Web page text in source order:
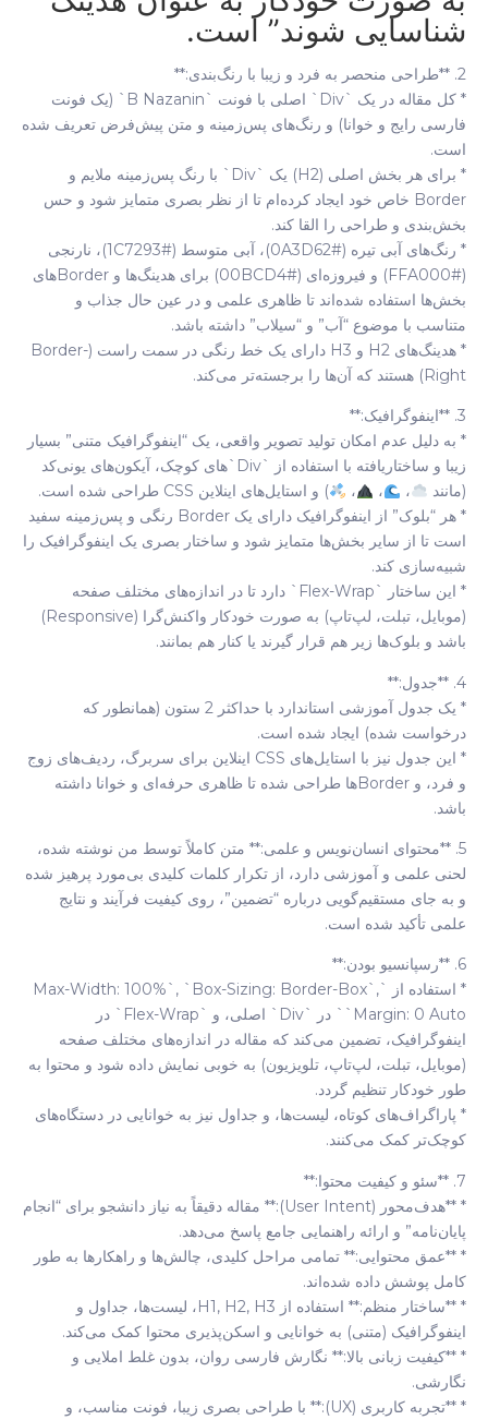
شناسایی شوند” است.
2. **طراحی منحصر به فرد و زیبا با رنگ‌بندی:**
* کل مقاله در یک `div` اصلی با فونت `B Nazanin` (یک فونت
فارسی رایج و خوانا) و رنگ‌های پس‌زمینه و متن پیش‌فرض تعریف شده
است.
* برای هر بخش اصلی (H2) یک `div` با رنگ پس‌زمینه ملایم و
Border خاص خود ایجاد کرده‌ام تا از نظر بصری متمایز شود و حس
بخش‌بندی و طراحی را القا کند.
* رنگ‌های آبی تیره (#0A3D62)، آبی متوسط (#1C7293)، نارنجی
(#FFA000) و فیروزه‌ای (#00BCD4) برای هدینگ‌ها و Borderهای
بخش‌ها استفاده شده‌اند تا ظاهری علمی و در عین حال جذاب و
متناسب با موضوع “آب” و “سیلاب” داشته باشد.
* هدینگ‌های H2 و H3 دارای یک خط رنگی در سمت راست (border-
Right) هستند که آن‌ها را برجسته‌تر می‌کند.
3. **اینفوگرافیک:**
* به دلیل عدم امکان تولید تصویر واقعی، یک “اینفوگرافیک متنی” بسیار
زیبا و ساختاریافته با استفاده از `div`های کوچک، آیکون‌های یونی‌کد
(مانند
، ، ،
) و استایل‌های اینلاین CSS طراحی شده است.
* هر “بلوک” از اینفوگرافیک دارای یک Border رنگی و پس‌زمینه سفید
است تا از سایر بخش‌ها متمایز شود و ساختار بصری یک اینفوگرافیک را
شبیه‌سازی کند.
* این ساختار `flex-Wrap` دارد تا در اندازه‌های مختلف صفحه
(موبایل، تبلت، لپ‌تاپ) به صورت خودکار واکنش‌گرا (responsive)
باشد و بلوک‌ها زیر هم قرار گیرند یا کنار هم بمانند.
4. **جدول:**
* یک جدول آموزشی استاندارد با حداکثر 2 ستون (همانطور که
درخواست شده) ایجاد شده است.
* این جدول نیز با استایل‌های CSS اینلاین برای سربرگ، ردیف‌های زوج
و فرد، و Borderها طراحی شده تا ظاهری حرفه‌ای و خوانا داشته
باشد.
5. **محتوای انسان‌نویس و علمی:** متن کاملاً توسط من نوشته شده،
لحنی علمی و آموزشی دارد، از تکرار کلمات کلیدی بی‌مورد پرهیز شده
و به جای مستقیم‌گویی درباره “تضمین”، روی کیفیت فرآیند و نتایج
علمی تأکید شده است.
6. **رسپانسیو بودن:**
* استفاده از `max-Width: 100%`, `box-Sizing: Border-Box`,
`margin: 0 Auto` در `div` اصلی، و `flex-Wrap` در
اینفوگرافیک، تضمین می‌کند که مقاله در اندازه‌های مختلف صفحه
(موبایل، تبلت، لپ‌تاپ، تلویزیون) به خوبی نمایش داده شود و محتوا به
طور خودکار تنظیم گردد.
* پاراگراف‌های کوتاه، لیست‌ها، و جداول نیز به خوانایی در دستگاه‌های
کوچک‌تر کمک می‌کنند.
7. **سئو و کیفیت محتوا:**
* **هدف‌محور (User Intent):** مقاله دقیقاً به نیاز دانشجو برای “انجام
پایان‌نامه” و ارائه راهنمایی جامع پاسخ می‌دهد.
* **عمق محتوایی:** تمامی مراحل کلیدی، چالش‌ها و راهکارها به طور
کامل پوشش داده شده‌اند.
* **ساختار منظم:** استفاده از H1, H2, H3، لیست‌ها، جداول و
اینفوگرافیک (متنی) به خوانایی و اسکن‌پذیری محتوا کمک می‌کند.
* **کیفیت زبانی بالا:** نگارش فارسی روان، بدون غلط املایی و
نگارشی.
* **تجربه کاربری (UX):** با طراحی بصری زیبا، فونت مناسب، و